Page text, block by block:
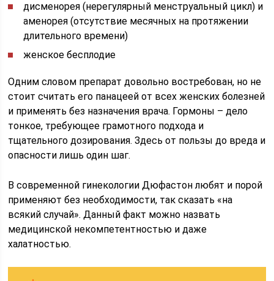
дисменорея (нерегулярный менструальный цикл) и
аменорея (отсутствие месячных на протяжении
длительного времени)
женское бесплодие
Одним словом препарат довольно востребован, но не
стоит считать его панацеей от всех женских болезней
и применять без назначения врача. Гормоны – дело
тонкое, требующее грамотного подхода и
тщательного дозирования. Здесь от пользы до вреда и
опасности лишь один шаг.
В современной гинекологии Дюфастон любят и порой
применяют без необходимости, так сказать «на
всякий случай». Данный факт можно назвать
медицинской некомпетентностью и даже
халатностью.